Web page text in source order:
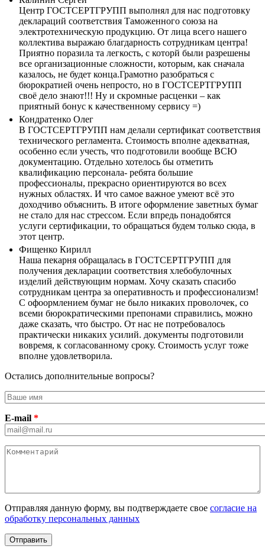
Центр ГОСТСЕРТГРУПП выполнял для нас подготовку
деклараций соответствия Таможенного союза на
электротехническую продукцию. От лица всего нашего
коллектива выражаю благдарность сотрудникам центра!
Приятно поразила та легкость, с которй были разрешены
все организационные сложности, которым, как сначала
казалось, не будет конца.Грамотно разобраться с
бюрократией очень непросто, но в ГОСТСЕРТГРУПП
своё дело знают!!! Ну и скромные расценки – как
приятный бонус к качественному сервису =)
Кондратенко Олег
В ГОСТСЕРТГРУПП нам делали сертификат соответствия
технического регламента. Стоимость вполне адекватная,
особенно если учесть, что подготовили вообще ВСЮ
документацию. Отдельно хотелось бы отметить
квалификацию персонала- ребята большие
профессионалы, прекрасно ориентируются во всех
нужных областях. И что самое важное умеют всё это
доходчиво объяснить. В итоге оформление заветных бумаг
не стало для нас стрессом. Если впредь понадобятся
услуги сертификации, то обращаться будем только сюда, в
этот центр.
Фищенко Кирилл
Наша пекарня обращалась в ГОСТСЕРТГРУПП для
получения декларации соответствия хлебобулочных
изделий действующим нормам. Хочу сказать спасибо
сотрудникам центра за оперативность и профессионализм!
С офоормлением бумаг не было никаких проволочек, со
всеми бюрократическими препонами справились, можно
даже сказать, что быстро. От нас не потребовалось
практически никаких усилий. документы подготовили
вовремя, к согласованному сроку. Стоимость услуг тоже
вполне удовлетворила.
Остались дополнительные вопросы?
Имя
E-mail *
Комментарий
Отправляя данную форму, вы подтверждаете свое согласие на
обработку персональных данных